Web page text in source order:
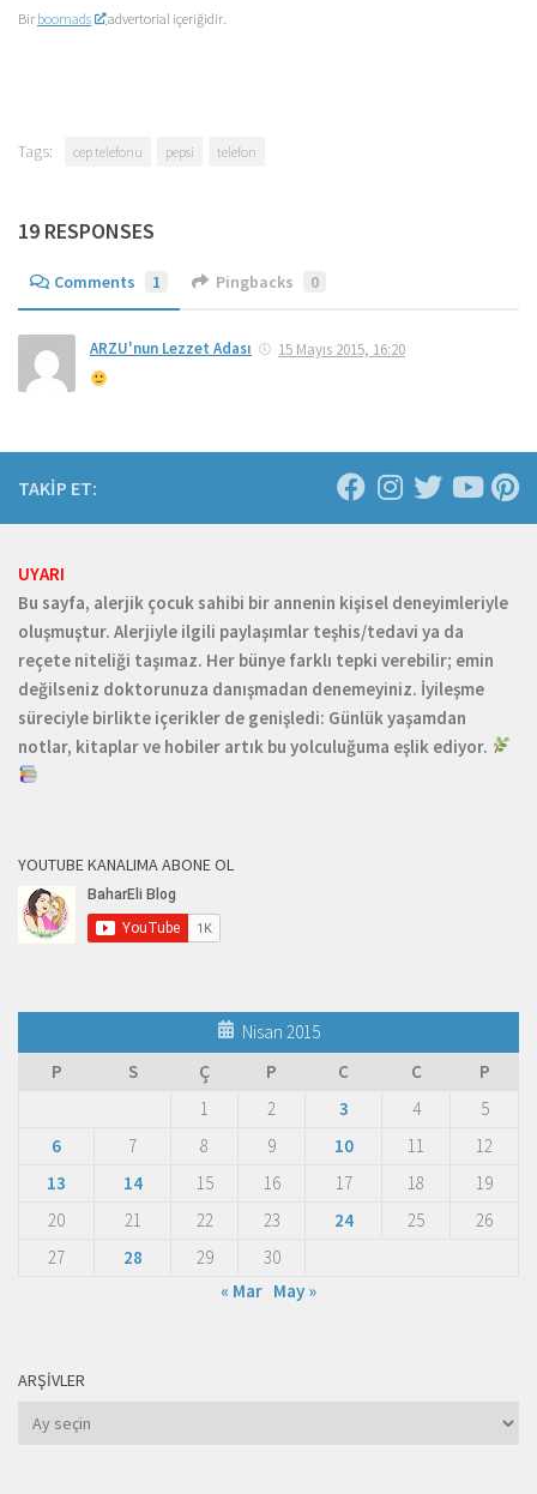
Bir boomads advertorial içeriğidir.
Tags: cep telefonu pepsi telefon
19 RESPONSES
Comments 1 Pingbacks 0
ARZU'nun Lezzet Adası 15 Mayıs 2015, 16:20
TAKİP ET:
UYARI
Bu sayfa, alerjik çocuk sahibi bir annenin kişisel deneyimleriyle
oluşmuştur. Alerjiyle ilgili paylaşımlar teşhis/tedavi ya da
reçete niteliği taşımaz. Her bünye farklı tepki verebilir; emin
değilseniz doktorunuza danışmadan denemeyiniz. İyileşme
süreciyle birlikte içerikler de genişledi: Günlük yaşamdan
notlar, kitaplar ve hobiler artık bu yolculuğuma eşlik ediyor.
YOUTUBE KANALIMA ABONE OL
Nisan 2015
P
S Ç P C C
P
1
2 3 4
5
6
7 8 9 10 11
12
13
14 15 16 17 18
19
20
21 22 23 24 25
26
27
28 29
30
« Mar May »
ARŞIVLER
Arşivler